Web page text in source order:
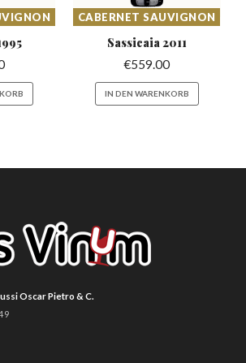
CABERNET SAUVIGNON
Sassicaia 2011
€559.00
IN DEN WARENKORB
Oscar Pietro & C.